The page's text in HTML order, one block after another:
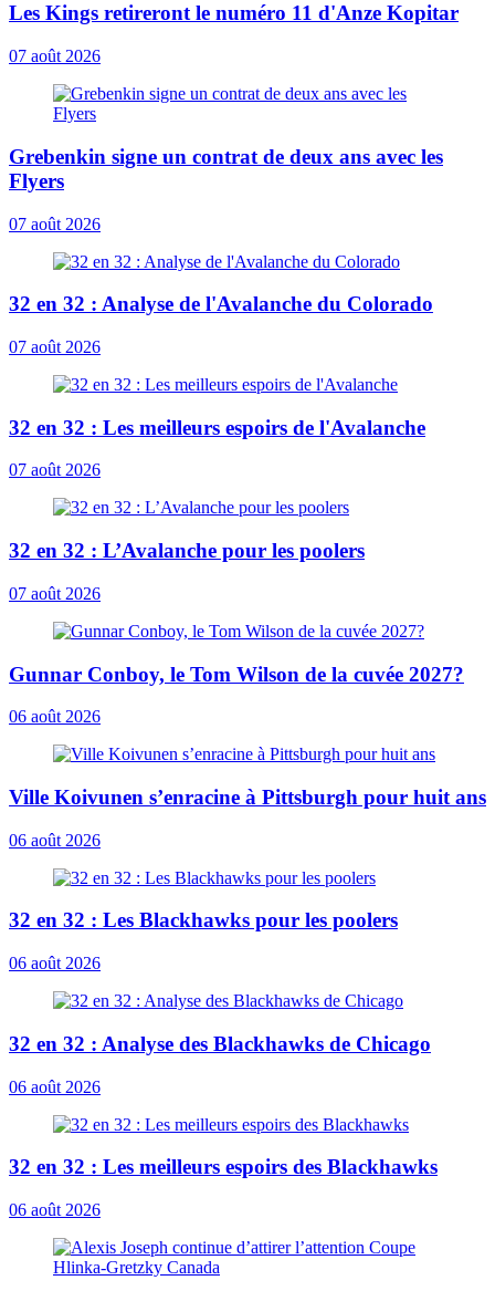
Les Kings retireront le numéro 11 d'Anze Kopitar
07 août 2026
Grebenkin signe un contrat de deux ans avec les
Flyers
07 août 2026
32 en 32 : Analyse de l'Avalanche du Colorado
07 août 2026
32 en 32 : Les meilleurs espoirs de l'Avalanche
07 août 2026
32 en 32 : L’Avalanche pour les poolers
07 août 2026
Gunnar Conboy, le Tom Wilson de la cuvée 2027?
06 août 2026
Ville Koivunen s’enracine à Pittsburgh pour huit ans
06 août 2026
32 en 32 : Les Blackhawks pour les poolers
06 août 2026
32 en 32 : Analyse des Blackhawks de Chicago
06 août 2026
32 en 32 : Les meilleurs espoirs des Blackhawks
06 août 2026